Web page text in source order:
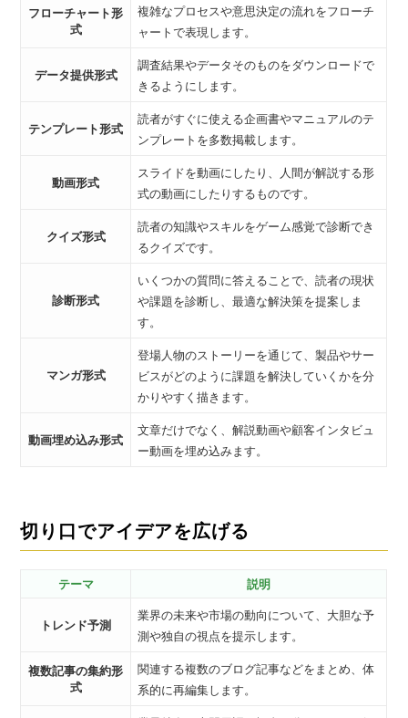
フローチャート形
式
複雑なプロセスや意思決定の流れをフローチ
ャートで表現します。
データ提供形式
調査結果やデータそのものをダウンロードで
きるようにします。
テンプレート形式
読者がすぐに使える企画書やマニュアルのテ
ンプレートを多数掲載します。
動画形式
スライドを動画にしたり、人間が解説する形
式の動画にしたりするものです。
クイズ形式
読者の知識やスキルをゲーム感覚で診断でき
るクイズです。
診断形式
いくつかの質問に答えることで、読者の現状
や課題を診断し、最適な解決策を提案しま
す。
マンガ形式
登場人物のストーリーを通じて、製品やサー
ビスがどのように課題を解決していくかを分
かりやすく描きます。
動画埋め込み形式
文章だけでなく、解説動画や顧客インタビュ
ー動画を埋め込みます。
切り口でアイデアを広げる
テーマ 説明
トレンド予測
業界の未来や市場の動向について、大胆な予
測や独自の視点を提示します。
複数記事の集約形
式
関連する複数のブログ記事などをまとめ、体
系的に再編集します。